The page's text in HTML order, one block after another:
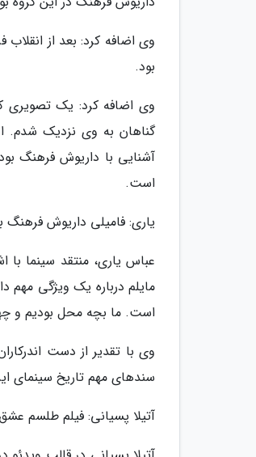
وی اضافه کرد: بعد از
بود.
وی اضافه کرد: یک تصویری
گناهان به وی نزدیک شدم.
آشنایی با داریوش فرهنگ
است.
یاری: فامیلی داریوش فرهنگ
عباس یاری، منتقد سینما با
مایلم درباره یک ویژگی
است. ما بچه محل بودیم و
وی با تقدیر از دست
سندهای مهم تاریخ سینمای
آتیلا پسیانی: فیلم طلسم